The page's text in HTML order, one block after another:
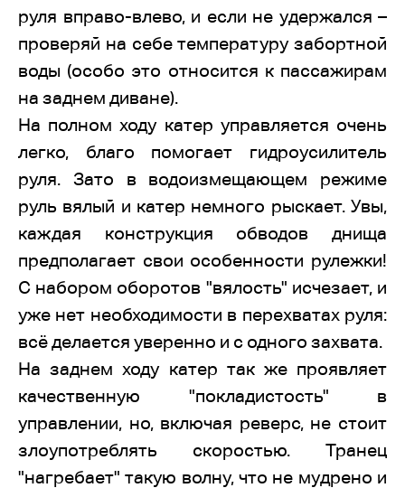
руля вправо-влево, и если не удержался –
проверяй на себе температуру забортной
воды (особо это относится к пассажирам
на заднем диване).
На полном ходу катер управляется очень
легко, благо помогает гидроусилитель
руля. Зато в водоизмещающем режиме
руль вялый и катер немного рыскает. Увы,
каждая конструкция обводов днища
предполагает свои особенности рулежки!
С набором оборотов "вялость" исчезает, и
уже нет необходимости в перехватах руля:
всё делается уверенно и с одного захвата.
На заднем ходу катер так же проявляет
качественную "покладистость" в
управлении, но, включая реверс, не стоит
злоупотреблять скоростью. Транец
"нагребает" такую волну, что не мудрено и